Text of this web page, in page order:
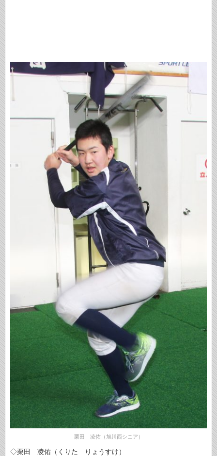
栗田 凌佑（旭川西シニア）
◇栗田 凌佑（くりた りょうすけ）